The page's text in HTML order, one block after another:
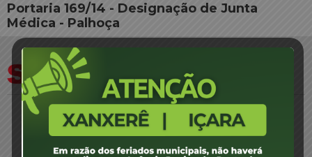
Portaria 169/14 - Designação de Junta
Médica - Palhoça